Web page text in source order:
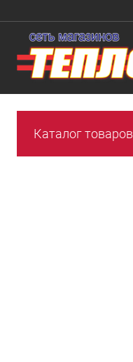
Каталог товаров